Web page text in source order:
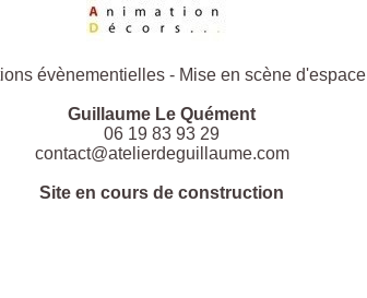
évènementielles - Mise en scène d'espace
Guillaume Le Quément
06 19 83 93 29
contact@atelierdeguillaume.com
Site en cours de construction